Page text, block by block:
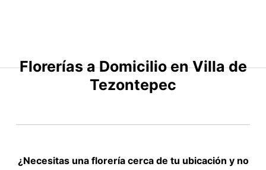
Florerías a Domicilio en Villa de
Tezontepec
¿Necesitas una florería cerca de tu ubicación y no